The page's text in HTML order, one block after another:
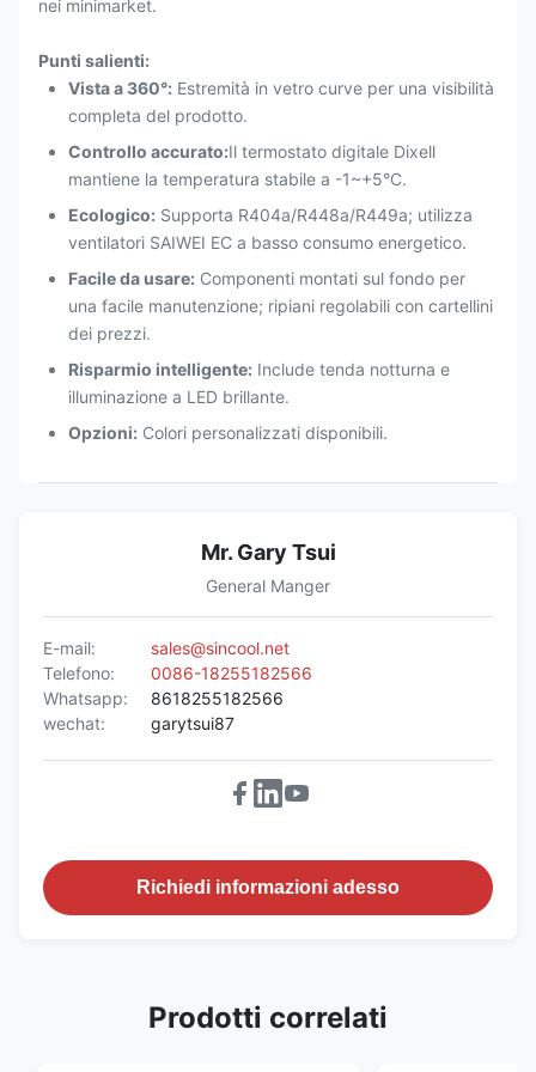
nei minimarket.
Punti salienti:
Vista a 360°: ​ Estremità in vetro curve per una visibilità
completa del prodotto.
Controllo accurato:Il termostato digitale Dixell
mantiene la temperatura stabile a -1~+5°C.
Ecologico: ​ Supporta R404a/R448a/R449a; utilizza
ventilatori SAIWEI EC a basso consumo energetico.
Facile da usare: ​ Componenti montati sul fondo per
una facile manutenzione; ripiani regolabili con cartellini
dei prezzi.
Risparmio intelligente: ​ Include tenda notturna e
illuminazione a LED brillante.
Opzioni: ​ Colori personalizzati disponibili.
Mr. Gary Tsui
General Manger
E-mail:
sales@sincool.net
Telefono:
0086-18255182566
Whatsapp:
8618255182566
wechat:
garytsui87
Richiedi informazioni adesso
Prodotti correlati